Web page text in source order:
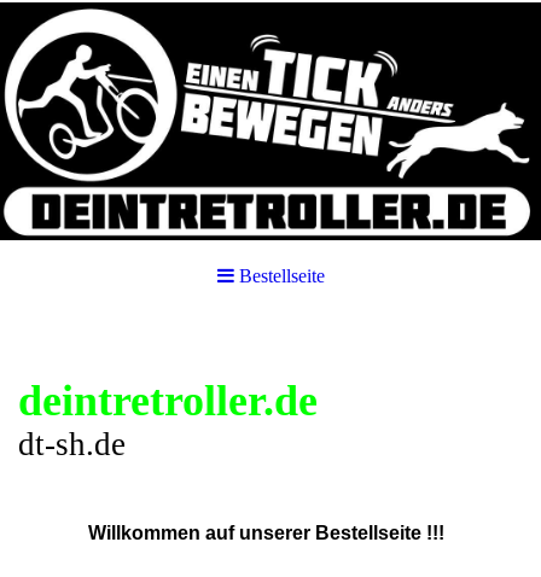
Bestellseite
deintretroller.de
dt-sh.de
Willkommen auf unserer Bestellseite !!!